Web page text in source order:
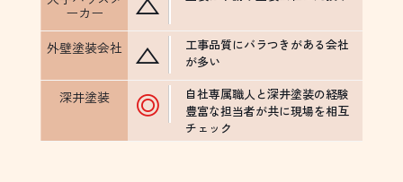
△
工事品質にバラつきがある会社
が多い
◎
自社専属職人と深井塗装の経験
豊富な担当者が共に現場を相互
チェック